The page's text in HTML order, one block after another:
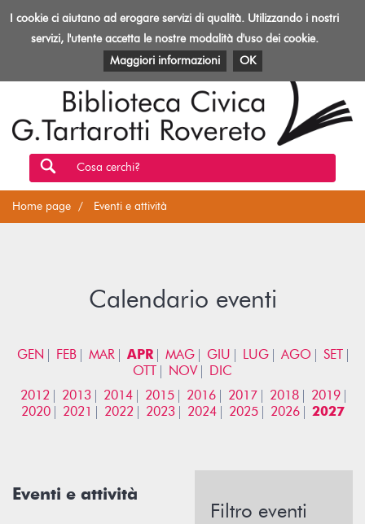
Toggle
Biblioteca
Rovereto
EVENTI E ATTIVITÀ PATRIMONIO E RISORSE
Cosa cerchi?
Home page Eventi e attività
Calendario eventi
GEN FEB MAR APR MAG GIU LUG AGO
SET
OTT
NOV
DIC
2012
2013 2014 2015 2016 2017 2018
2019
2020
2021 2022 2023 2024 2025 2026 2027
Eventi e attività
Filtro eventi
I cookie ci aiutano ad erogare servizi di qualità. Utilizzando i nostri
servizi, l'utente accetta le nostre modalità d'uso dei cookie.
Maggiori informazioni
OK